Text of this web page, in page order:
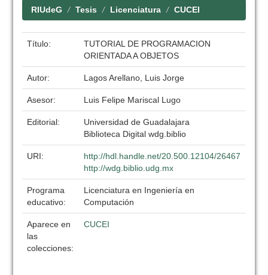
RIUdeG Tesis Licenciatura CUCEI
Título:
TUTORIAL DE PROGRAMACION
ORIENTADA A OBJETOS
Autor: Lagos Arellano, Luis Jorge
Asesor: Luis Felipe Mariscal Lugo
Editorial:
Universidad de Guadalajara
Biblioteca Digital wdg.biblio
URI:
http://hdl.handle.net/20.500.12104/26467
http://wdg.biblio.udg.mx
Programa
educativo:
Licenciatura en Ingeniería en
Computación
Aparece en
las
colecciones:
CUCEI